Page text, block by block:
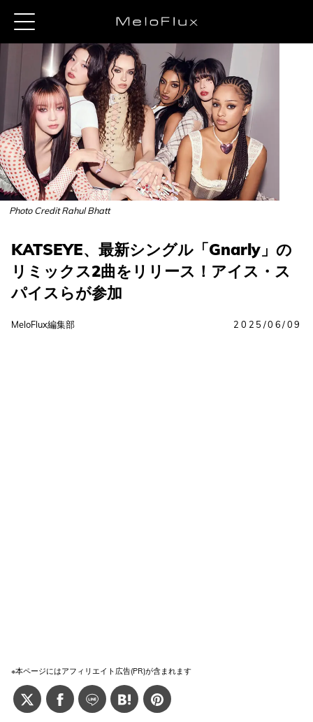
Photo Credit Rahul Bhatt
KATSEYE、最新シングル「Gnarly」の
リミックス2曲をリリース！アイス・ス
パイスらが参加
MeloFlux編集部 2025/06/09
※本ページにはアフィリエイト広告(PR)が含まれます